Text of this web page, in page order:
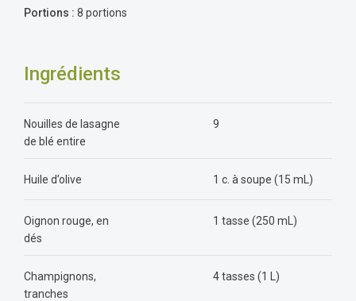
Portions : 8 portions
Ingrédients
Nouilles de lasagne
de blé entire
9
Huile d’olive 1 c. à soupe (15 mL)
Oignon rouge, en
dés
1 tasse (250 mL)
Champignons,
tranches
4 tasses (1 L)